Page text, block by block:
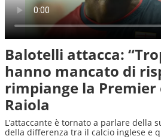
Balotelli attacca:
hanno mancato di
rimpiange la Premier
Raiola
L’attaccante è tornato a parlare della
della differenza tra il calcio inglese e